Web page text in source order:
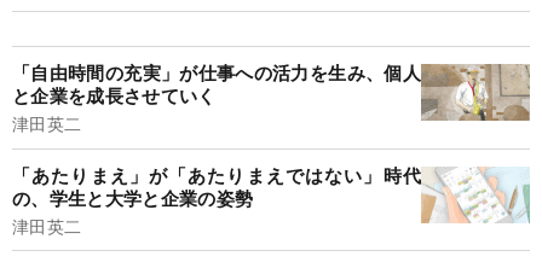
「自由時間の充実」が仕事への活力を生み、個人
と企業を成長させていく
津田英二
「あたりまえ」が「あたりまえではない」時代
の、学生と大学と企業の姿勢
津田英二